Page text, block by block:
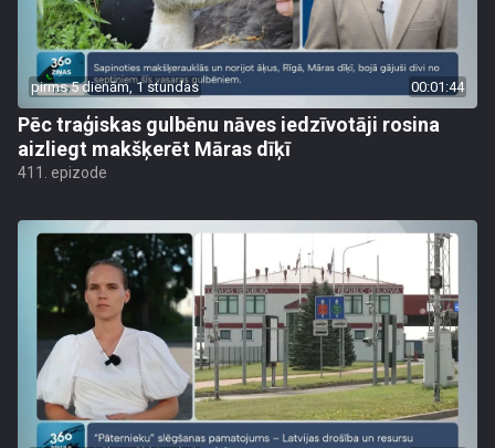
pirms 5 dienām, 1 stundas 00:01:44
Pēc traģiskas gulbēnu nāves iedzīvotāji rosina
aizliegt makšķerēt Māras dīķī
411. epizode